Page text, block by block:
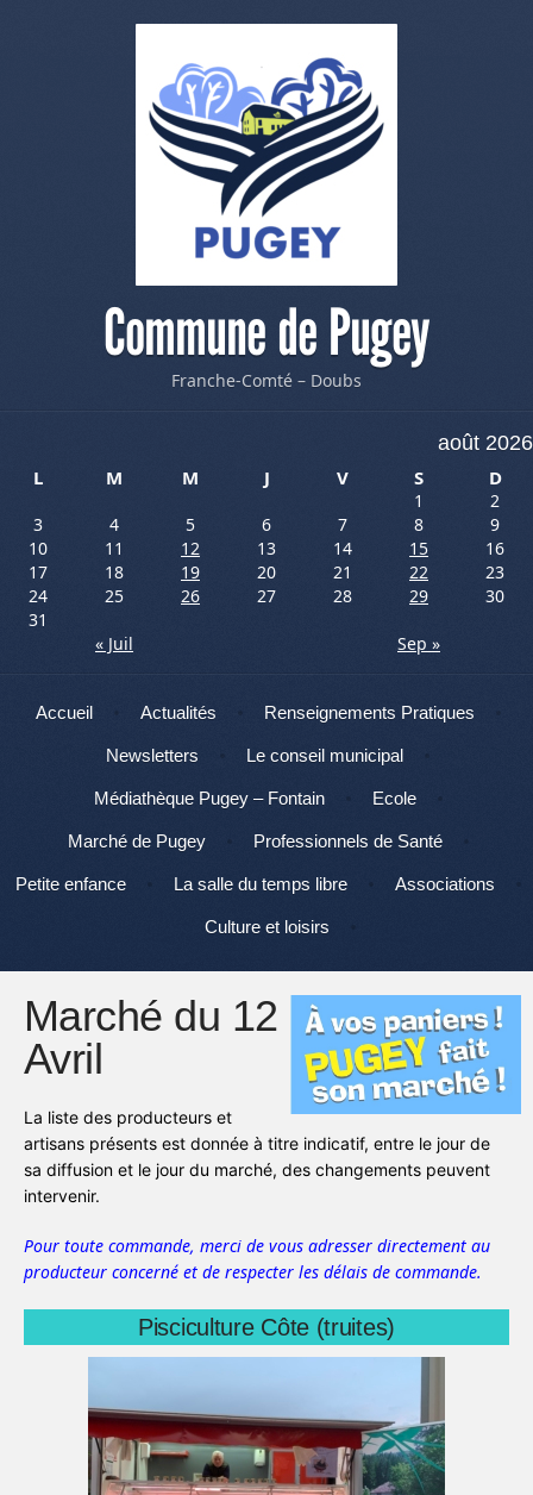
Commune de Pugey
Franche-Comté – Doubs
août 2026
L
M M J V S D
1
2
3
4 5 6 7 8
9
10
11 12 13 14 15
16
17
18 19 20 21 22
23
24
25 26 27 28 29
30
31
« Juil
Sep »
Menu
Aller au contenu
Accueil Actualités Renseignements Pratiques
Newsletters Le conseil municipal
Médiathèque Pugey – Fontain Ecole
Marché de Pugey Professionnels de Santé
Petite enfance La salle du temps libre Associations
Culture et loisirs
Marché du 12
Avril
La liste des producteurs et
artisans présents est donnée à titre indicatif, entre le jour de
sa diffusion et le jour du marché, des changements peuvent
intervenir.
Pour toute commande, merci de vous adresser directement au
producteur concerné et de respecter les délais de commande.
Pisciculture Côte (truites)